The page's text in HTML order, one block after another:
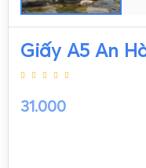
Giấy A5 An
31.000